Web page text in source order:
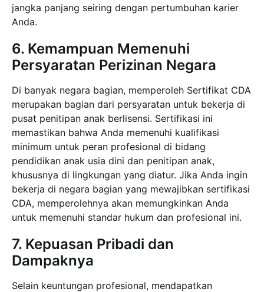
jangka panjang seiring dengan pertumbuhan karier
Anda.
6. Kemampuan Memenuhi
Persyaratan Perizinan Negara
Di banyak negara bagian, memperoleh Sertifikat CDA
merupakan bagian dari persyaratan untuk bekerja di
pusat penitipan anak berlisensi. Sertifikasi ini
memastikan bahwa Anda memenuhi kualifikasi
minimum untuk peran profesional di bidang
pendidikan anak usia dini dan penitipan anak,
khususnya di lingkungan yang diatur. Jika Anda ingin
bekerja di negara bagian yang mewajibkan sertifikasi
CDA, memperolehnya akan memungkinkan Anda
untuk memenuhi standar hukum dan profesional ini.
7. Kepuasan Pribadi dan
Dampaknya
Selain keuntungan profesional, mendapatkan